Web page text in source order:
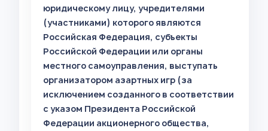
юридическому лицу, учредителями
(участниками) которого являются
Российская Федерация, субъекты
Российской Федерации или органы
местного самоуправления, выступать
организатором азартных игр (за
исключением созданного в соответствии
с указом Президента Российской
Федерации акционерного общества,